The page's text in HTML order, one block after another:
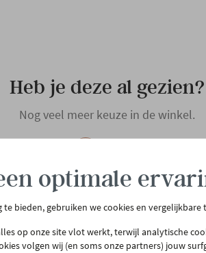
Heb je deze al gezien?
Nog veel meer keuze in de winkel.
optimale
bieden, gebruiken we cookies en vergelijkbare
op onze site vlot werkt, terwijl analytische
volgen wij (en soms onze partners) jouw